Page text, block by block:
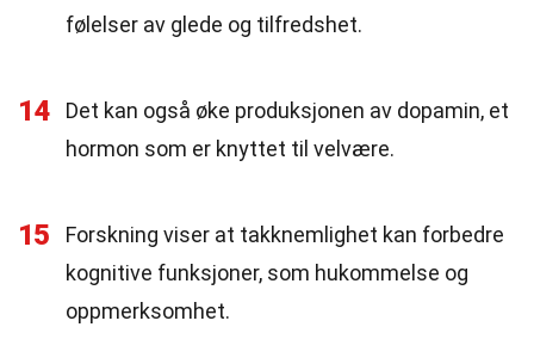
følelser av glede og tilfredshet.
14
Det kan også øke produksjonen av dopamin, et
hormon som er knyttet til velvære.
15
Forskning viser at takknemlighet kan forbedre
kognitive funksjoner, som hukommelse og
oppmerksomhet.